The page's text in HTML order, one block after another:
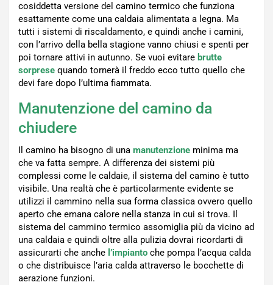
cosiddetta versione del camino termico che funziona
esattamente come una caldaia alimentata a legna. Ma
tutti i sistemi di riscaldamento, e quindi anche i camini,
con l’arrivo della bella stagione vanno chiusi e spenti per
poi tornare attivi in autunno. Se vuoi evitare brutte
sorprese quando tornerà il freddo ecco tutto quello che
devi fare dopo l’ultima fiammata.
Manutenzione del camino da
chiudere
Il camino ha bisogno di una manutenzione minima ma
che va fatta sempre. A differenza dei sistemi più
complessi come le caldaie, il sistema del camino è tutto
visibile. Una realtà che è particolarmente evidente se
utilizzi il cammino nella sua forma classica ovvero quello
aperto che emana calore nella stanza in cui si trova. Il
sistema del cammino termico assomiglia più da vicino ad
una caldaia e quindi oltre alla pulizia dovrai ricordarti di
assicurarti che anche l’impianto che pompa l’acqua calda
o che distribuisce l’aria calda attraverso le bocchette di
aerazione funzioni.